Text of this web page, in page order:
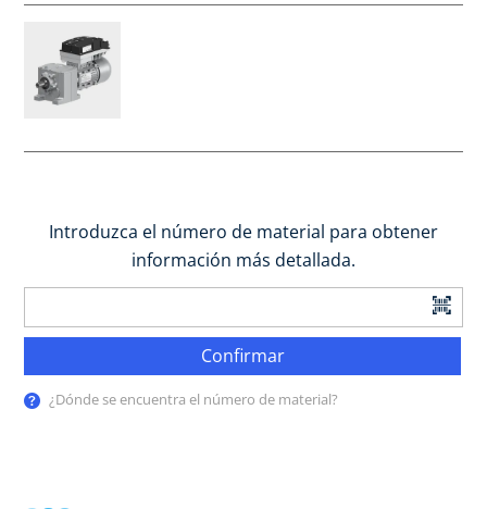
Introduzca el número de material para obtener
información más detallada.
Confirmar
¿Dónde se encuentra el número de material?